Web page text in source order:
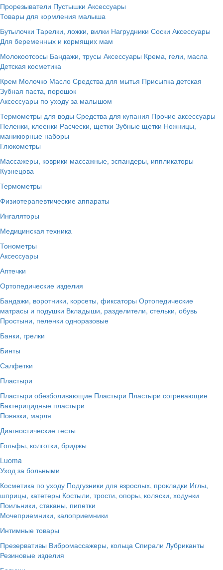
Прорезыватели Пустышки Аксессуары
Товары для кормления малыша
Бутылочки Тарелки, ложки, вилки Нагрудники Соски Аксессуары
Для беременных и кормящих мам
Молокоотсосы Бандажи, трусы Аксессуары Крема, гели, масла
Детская косметика
Крем Молочко Масло Средства для мытья Присыпка детская
Зубная паста, порошок
Аксессуары по уходу за малышом
Термометры для воды Средства для купания Прочие аксессуары
Пеленки, клеенки Расчески, щетки Зубные щетки Ножницы,
маникюрные наборы
Глюкометры
Массажеры, коврики массажные, эспандеры, иппликаторы
Кузнецова
Термометры
Физиотерапевтические аппараты
Ингаляторы
Медицинская техника
Тонометры
Аксессуары
Аптечки
Ортопедические изделия
Бандажи, воротники, корсеты, фиксаторы Ортопедические
матрасы и подушки Вкладыши, разделители, стельки, обувь
Простыни, пеленки одноразовые
Банки, грелки
Бинты
Салфетки
Пластыри
Пластыри обезболивающие Пластыри Пластыри согревающие
Бактерицидные пластыри
Повязки, марля
Диагностические тесты
Гольфы, колготки, бриджы
Luoma
Уход за больными
Косметика по уходу Подгузники для взрослых, прокладки Иглы,
шприцы, катетеры Костыли, трости, опоры, коляски, ходунки
Поильники, стаканы, пипетки
Мочеприемники, калоприемники
Интимные товары
Презервативы Вибромассажеры, кольца Спирали Лубриканты
Резиновые изделия